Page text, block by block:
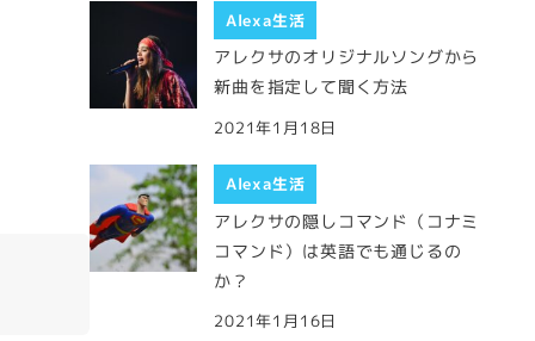
Alexa生活
アレクサのオリジナルソングから
新曲を指定して聞く方法
2021年1月18日
Alexa生活
アレクサの隠しコマンド（コナミ
コマンド）は英語でも通じるの
か？
2021年1月16日